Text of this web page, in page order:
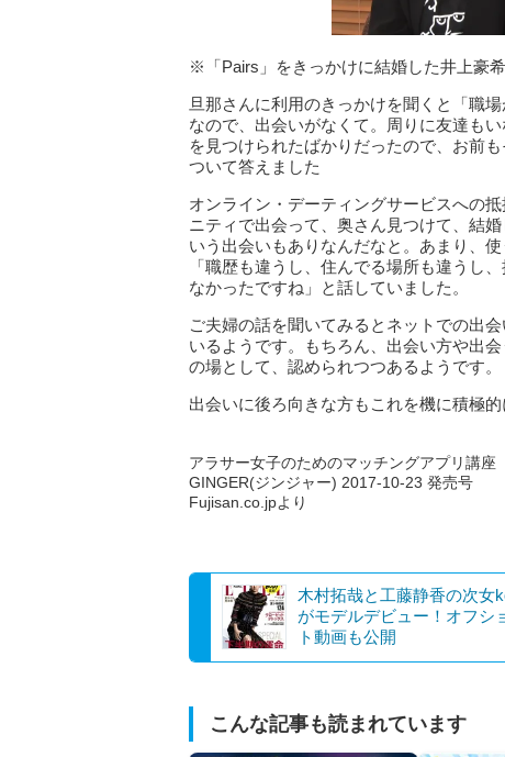
※「Pairs」をきっかけに結婚した井上豪
旦那さんに利用のきっかけを聞くと「職
なので、出会いがなくて。周りに友達も
を見つけられたばかりだったので、お前
ついて答えました
オンライン・デーティングサービスへの
ニティで出会って、奥さん見つけて、結
いう出会いもありなんだなと。あまり、
「職歴も違うし、住んでる場所も違うし
なかったですね」と話していました。
ご夫婦の話を聞いてみるとネットでの出
いるようです。もちろん、出会い方や出
の場として、認められつつあるようです。
出会いに後ろ向きな方もこれを機に積極
アラサー女子のためのマッチングアプリ講座
GINGER(ジンジャー) 2017-10-23 発売号
Fujisan.co.jpより
木村拓哉と工藤静香の次女
がモデルデビュー！オフシ
ト動画も公開
こんな記事も読まれています